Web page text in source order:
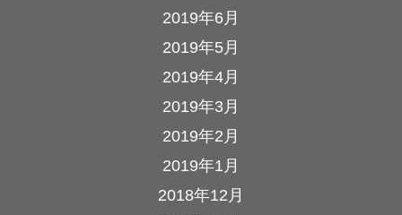
2019年6月
2019年5月
2019年4月
2019年3月
2019年2月
2019年1月
2018年12月